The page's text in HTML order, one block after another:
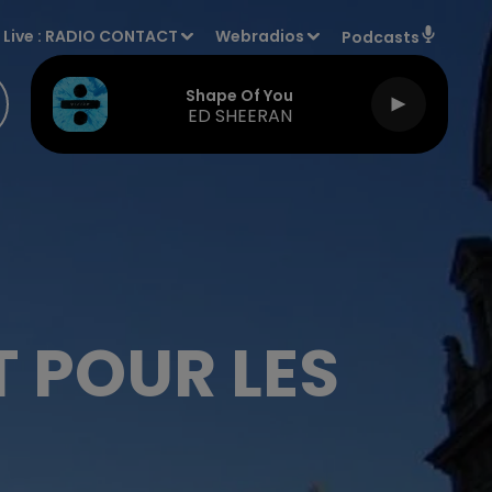
Live : RADIO CONTACT Webradios Podcasts
Shape Of You
ED SHEERAN
POUR LES